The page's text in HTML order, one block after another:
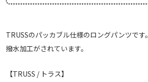
TRUSSのパッカブル仕様のロングパンツです。
撥水加工がされています。
【TRUSS / トラス】